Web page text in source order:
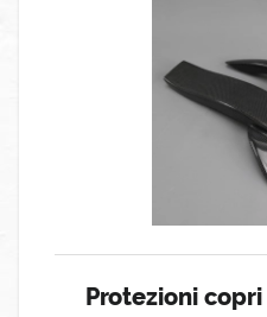
Protezioni